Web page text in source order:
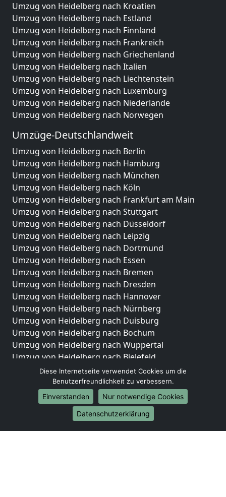
Umzug von Heidelberg nach Kroatien
Umzug von Heidelberg nach Estland
Umzug von Heidelberg nach Finnland
Umzug von Heidelberg nach Frankreich
Umzug von Heidelberg nach Griechenland
Umzug von Heidelberg nach Italien
Umzug von Heidelberg nach Liechtenstein
Umzug von Heidelberg nach Luxemburg
Umzug von Heidelberg nach Niederlande
Umzug von Heidelberg nach Norwegen
Umzüge-Deutschlandweit
Umzug von Heidelberg nach Berlin
Umzug von Heidelberg nach Hamburg
Umzug von Heidelberg nach München
Umzug von Heidelberg nach Köln
Umzug von Heidelberg nach Frankfurt am Main
Umzug von Heidelberg nach Stuttgart
Umzug von Heidelberg nach Düsseldorf
Umzug von Heidelberg nach Leipzig
Umzug von Heidelberg nach Dortmund
Umzug von Heidelberg nach Essen
Umzug von Heidelberg nach Bremen
Umzug von Heidelberg nach Dresden
Umzug von Heidelberg nach Hannover
Umzug von Heidelberg nach Nürnberg
Umzug von Heidelberg nach Duisburg
Umzug von Heidelberg nach Bochum
Umzug von Heidelberg nach Wuppertal
Umzug von Heidelberg nach Bielefeld
Umzug von Heidelberg nach Bonn
Umzug von Heidelberg nach Münster
Internationale-Umzüge
Umzug von Heidelberg nach Brasilien
Umzug von Heidelberg nach Brunei Darussalam
Diese Internetseite verwendet Cookies um die
Benutzerfreundlichkeit zu verbessern.
Einverstanden
Nur notwendige Cookies
Datenschutzerklärung